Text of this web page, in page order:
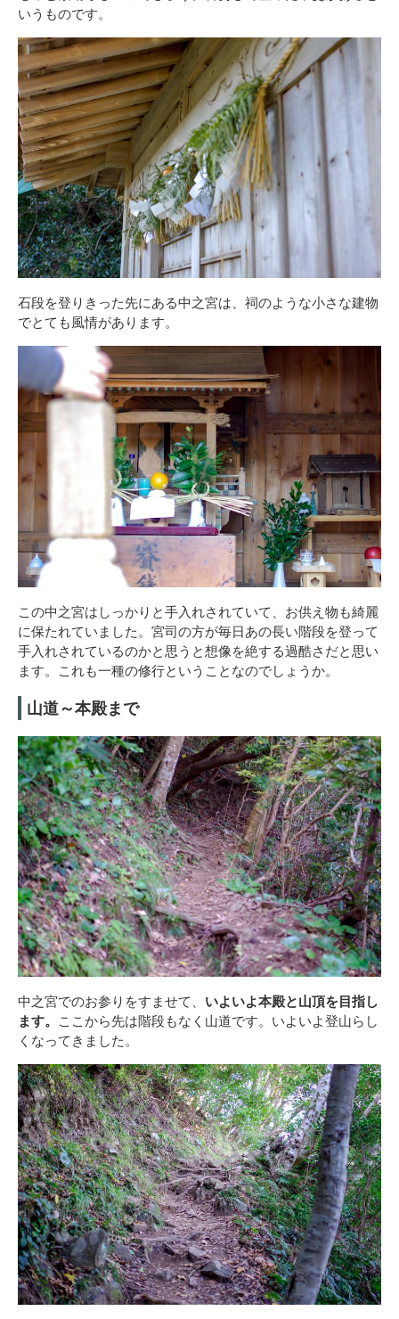
いうものです。
石段を登りきった先にある中之宮は、祠のような小さな建物
でとても風情があります。
この中之宮はしっかりと手入れされていて、お供え物も綺麗
に保たれていました。宮司の方が毎日あの長い階段を登って
手入れされているのかと思うと想像を絶する過酷さだと思い
ます。これも一種の修行ということなのでしょうか。
山道～本殿まで
中之宮でのお参りをすませて、 いよいよ本殿と山頂を目指し
ます。 ここから先は階段もなく山道です。いよいよ登山らし
くなってきました。